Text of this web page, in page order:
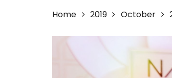
Home 2019 October